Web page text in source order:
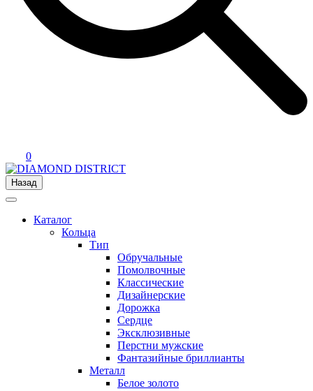
0
Назад
Каталог
Кольца
Тип
Обручальные
Помолвочные
Классические
Дизайнерские
Дорожка
Сердце
Эксклюзивные
Перстни мужские
Фантазийные бриллианты
Металл
Белое золото